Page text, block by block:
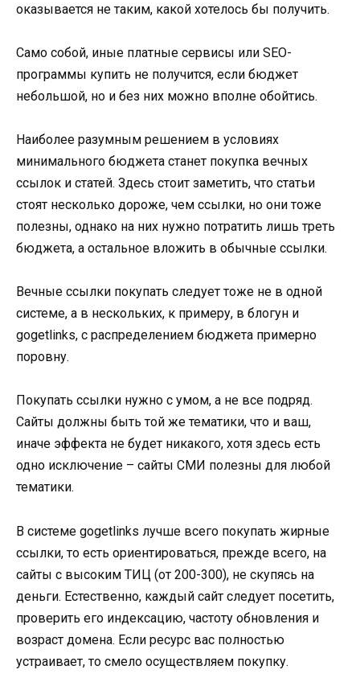
оказывается не таким, какой хотелось бы получить.
Само собой, иные платные сервисы или SEO-
программы купить не получится, если бюджет
небольшой, но и без них можно вполне обойтись.
Наиболее разумным решением в условиях
минимального бюджета станет покупка вечных
ссылок и статей. Здесь стоит заметить, что статьи
стоят несколько дороже, чем ссылки, но они тоже
полезны, однако на них нужно потратить лишь треть
бюджета, а остальное вложить в обычные ссылки.
Вечные ссылки покупать следует тоже не в одной
системе, а в нескольких, к примеру, в блогун и
gogetlinks, с распределением бюджета примерно
поровну.
Покупать ссылки нужно с умом, а не все подряд.
Сайты должны быть той же тематики, что и ваш,
иначе эффекта не будет никакого, хотя здесь есть
одно исключение – сайты СМИ полезны для любой
тематики.
В системе gogetlinks лучше всего покупать жирные
ссылки, то есть ориентироваться, прежде всего, на
сайты с высоким ТИЦ (от 200-300), не скупясь на
деньги. Естественно, каждый сайт следует посетить,
проверить его индексацию, частоту обновления и
возраст домена. Если ресурс вас полностью
устраивает, то смело осуществляем покупку.